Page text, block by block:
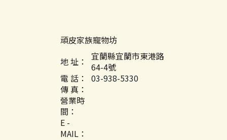
頑皮家族寵物坊
地 址：
宜蘭縣宜蘭市東港路
64-4號
電 話：
03-938-5330
傳 真：
營業時
間：
E -
MAIL：